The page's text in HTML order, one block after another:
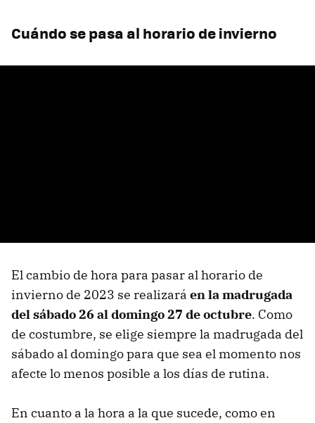
Cuándo se pasa al horario de invierno
El cambio de hora para pasar al horario de
invierno de 2023 se realizará en la madrugada
del sábado 26 al domingo 27 de octubre. Como
de costumbre, se elige siempre la madrugada del
sábado al domingo para que sea el momento nos
afecte lo menos posible a los días de rutina.
En cuanto a la hora a la que sucede, como en